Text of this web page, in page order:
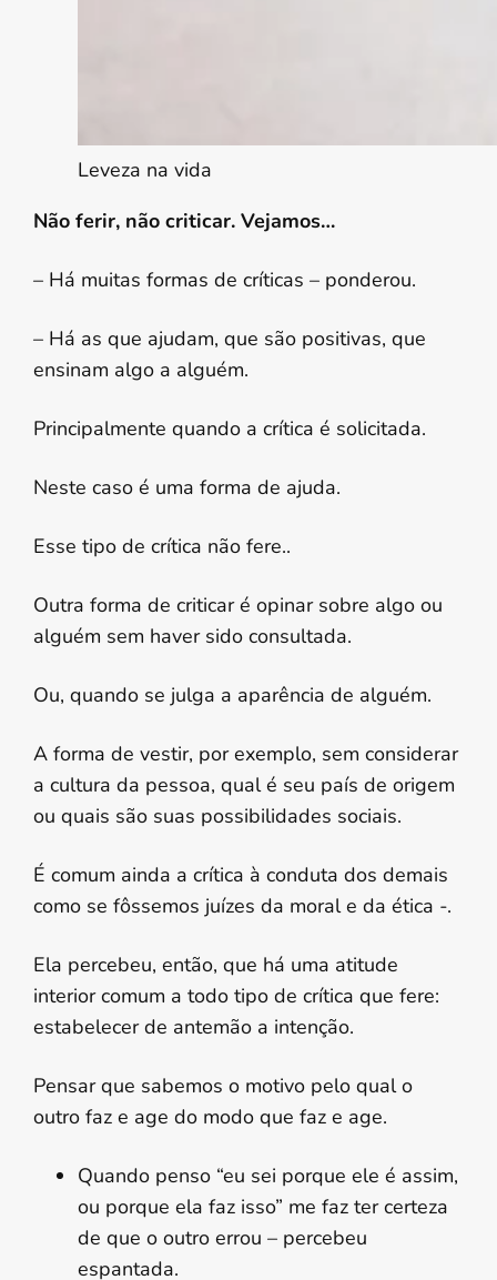
Leveza na vida
Não ferir, não criticar. Vejamos…
– Há muitas formas de críticas – ponderou.
– Há as que ajudam, que são positivas, que
ensinam algo a alguém.
Principalmente quando a crítica é solicitada.
Neste caso é uma forma de ajuda.
Esse tipo de crítica não fere..
Outra forma de criticar é opinar sobre algo ou
alguém sem haver sido consultada.
Ou, quando se julga a aparência de alguém.
A forma de vestir, por exemplo, sem considerar
a cultura da pessoa, qual é seu país de origem
ou quais são suas possibilidades sociais.
É comum ainda a crítica à conduta dos demais
como se fôssemos juízes da moral e da ética -.
Ela percebeu, então, que há uma atitude
interior comum a todo tipo de crítica que fere:
estabelecer de antemão a intenção.
Pensar que sabemos o motivo pelo qual o
outro faz e age do modo que faz e age.
Quando penso “eu sei porque ele é assim,
ou porque ela faz isso” me faz ter certeza
de que o outro errou – percebeu
espantada.